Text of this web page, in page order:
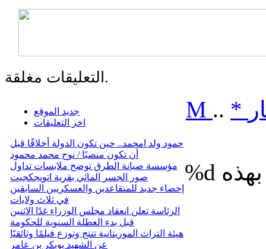
التعليقات مغلقة.
جديد الموقع
اخر التعليقات
حمود ولد امحمد.. حين تكون الدولة أخلاقًا قبل
أن تكون منصبًا / نوح محمد محمود
مؤسسة صيانة الطرق توضح ملابسات تداول
صور الجسر المائي بقرية اتويجكجيت
إحصاء جديد للمتقاعدين والعسكريين السابقين
في ثلاث ولايات
الرئاسة تعلن انعقاد مجلس الوزراء غدًا الاثنين
قبل بدء العطلة السنوية للحكومة
هيئة التراث الموريتانية تنتج وتوزع فيلمًا وثائقيًا
عن الشهيد بوبكر بن عامر
M .. *
%d